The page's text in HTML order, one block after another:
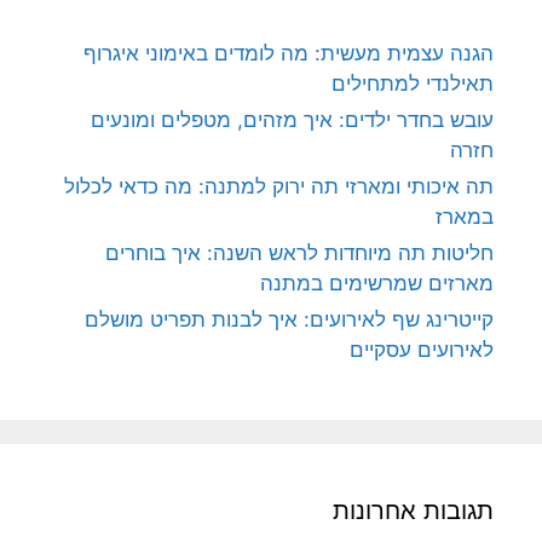
הגנה עצמית מעשית: מה לומדים באימוני איגרוף
תאילנדי למתחילים
עובש בחדר ילדים: איך מזהים, מטפלים ומונעים
חזרה
תה איכותי ומארזי תה ירוק למתנה: מה כדאי לכלול
במארז
חליטות תה מיוחדות לראש השנה: איך בוחרים
מארזים שמרשימים במתנה
קייטרינג שף לאירועים: איך לבנות תפריט מושלם
לאירועים עסקיים
תגובות אחרונות